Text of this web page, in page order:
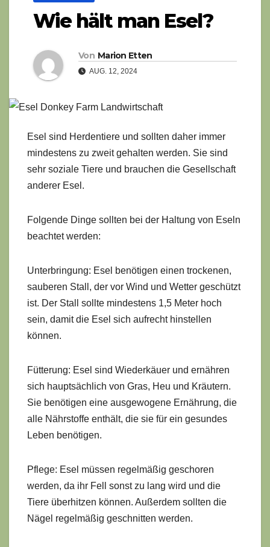
Wie hält man Esel?
Von Marion Etten
AUG. 12, 2024
Esel sind Herdentiere und sollten daher immer
mindestens zu zweit gehalten werden. Sie sind
sehr soziale Tiere und brauchen die Gesellschaft
anderer Esel.
Folgende Dinge sollten bei der Haltung von Eseln
beachtet werden:
Unterbringung: Esel benötigen einen trockenen,
sauberen Stall, der vor Wind und Wetter geschützt
ist. Der Stall sollte mindestens 1,5 Meter hoch
sein, damit die Esel sich aufrecht hinstellen
können.
Fütterung: Esel sind Wiederkäuer und ernähren
sich hauptsächlich von Gras, Heu und Kräutern.
Sie benötigen eine ausgewogene Ernährung, die
alle Nährstoffe enthält, die sie für ein gesundes
Leben benötigen.
Pflege: Esel müssen regelmäßig geschoren
werden, da ihr Fell sonst zu lang wird und die
Tiere überhitzen können. Außerdem sollten die
Nägel regelmäßig geschnitten werden.